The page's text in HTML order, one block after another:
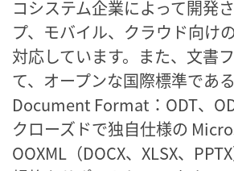
コシステム企業によって開発
プ、モバイル、クラウド向け
対応しています。また、文書
て、オープンな国際標準であ
Document Format：ODT、
クローズドで独自仕様の
OOXML（DOCX、XLSX、